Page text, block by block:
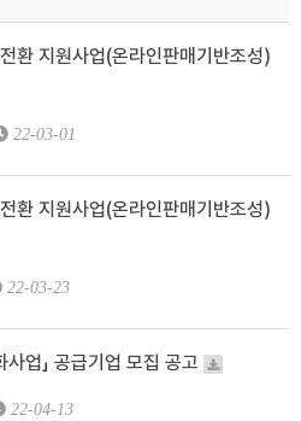
환 지원사업(온라인판매기반조성)
22-03-01
환 지원사업(온라인판매기반조성)
22-03-23
업」 공급기업 모집 공고
22-04-13